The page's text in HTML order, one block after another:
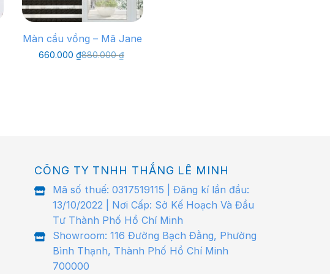
Màn cầu vồng – Mã Jane
880.000₫
Giá
660.000 ₫Giá
CÔNG TY TNHH THẮNG LÊ MINH
Mã số thuế: 0317519115 | Đăng kí lần đầu:
13/10/2022 | Nơi Cấp: Sở Kế Hoạch Và Đầu
Tư Thành Phố Hồ Chí Minh
Showroom: 116 Đường Bạch Đằng, Phường
Bình Thạnh, Thành Phố Hồ Chí Minh
700000